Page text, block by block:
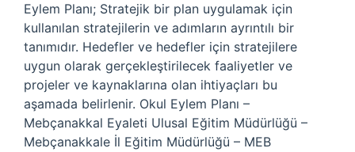
Eylem Planı; Stratejik bir plan uygulamak için
kullanılan stratejilerin ve adımların ayrıntılı bir
tanımıdır. Hedefler ve hedefler için stratejilere
uygun olarak gerçekleştirilecek faaliyetler ve
projeler ve kaynaklarına olan ihtiyaçları bu
aşamada belirlenir. Okul Eylem Planı –
Mebçanakkal Eyaleti Ulusal Eğitim Müdürlüğü –
Mebçanakkale İl Eğitim Müdürlüğü – MEB